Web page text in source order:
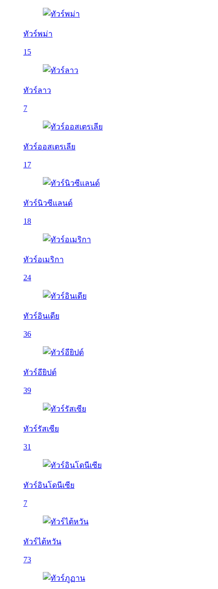
ทัวร์พม่า
15
ทัวร์ลาว
7
ทัวร์ออสเตรเลีย
17
ทัวร์นิวซีแลนด์
18
ทัวร์อเมริกา
24
ทัวร์อินเดีย
36
ทัวร์อียิปต์
39
ทัวร์รัสเซีย
31
ทัวร์อินโดนีเซีย
7
ทัวร์ไต้หวัน
73